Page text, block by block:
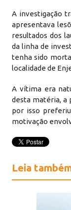
A investigação
apresentava
resultados dos
da linha de
tenha sido
localidade de
A vítima era
desta matéria, a
por isso
motivação
Leia